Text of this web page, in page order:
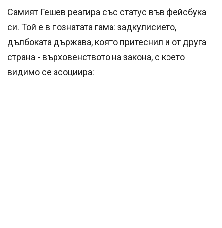
Самият Гешев реагира със статус във фейсбука
си. Той е в познатата гама: задкулисието,
дълбоката държава, която притеснил и от друга
страна - върховенството на закона, с което
видимо се асоциира: